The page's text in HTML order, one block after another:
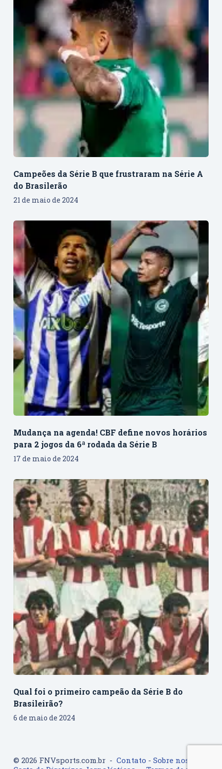
Campeões da Série B que frustraram na Série A
do Brasilerão
21 de maio de 2024
Mudança na agenda! CBF define novos horários
para 2 jogos da 6ª rodada da Série B
17 de maio de 2024
Qual foi o primeiro campeão da Série B do
Brasileirão?
6 de maio de 2024
© 2026 FNVsports.com.br - Contato - Sobre nos